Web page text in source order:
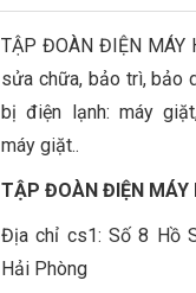
TẬP ĐOÀN ĐIỆN MÁY
sửa chữa, bảo trì, bảo
bị điện lạnh: máy
máy giặt..
TẬP ĐOÀN ĐIỆN MÁY
Địa chỉ cs1: Số 8 Hồ
Hải Phòng